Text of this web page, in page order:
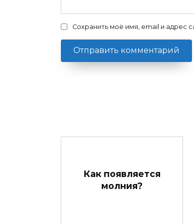
Сохранить моё имя, email и адрес
Как появляется
молния?